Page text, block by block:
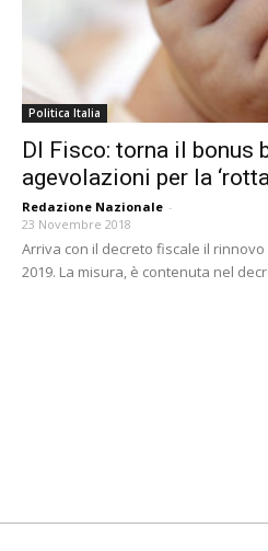
Politica Italia
Dl Fisco: torna il bonus
agevolazioni per la
Redazione Nazionale -
23 Novembre 2018
Arriva con il decreto fiscale il
2019. La misura, è contenuta nel